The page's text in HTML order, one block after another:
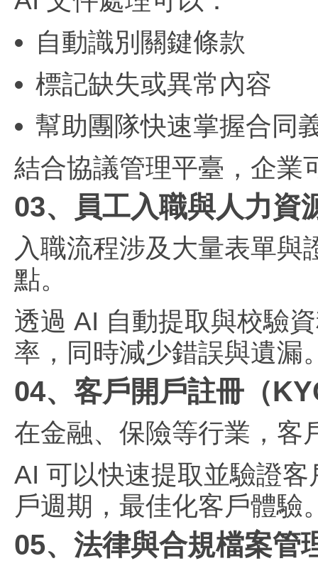
自動識別關鍵條款
標記缺失或異常內容
幫助團隊快速掌握合同
結合協議管理平臺，企業
03、員工入職與人力資
入職流程涉及大量表單
點。
透過 AI 自動提取與校驗
率，同時減少錯誤與遺漏
04、客戶開戶註冊（
在金融、保險等行業，客
AI 可以快速提取並驗證
戶週期，最佳化客戶體驗
05、法律與合規檔案管